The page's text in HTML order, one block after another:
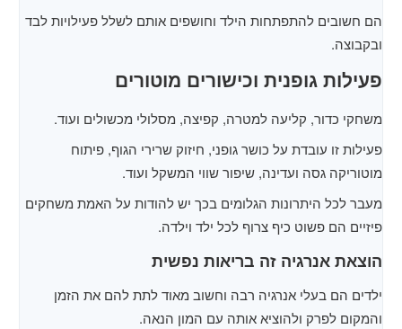
הם חשובים להתפתחות הילד וחושפים אותם לשלל פעילויות לבד
ובקבוצה.
פעילות גופנית וכישורים מוטורים
משחקי כדור, קליעה למטרה, קפיצה, מסלולי מכשולים ועוד.
פעילות זו עובדת על כושר גופני, חיזוק שרירי הגוף, פיתוח
מוטוריקה גסה ועדינה, שיפור שווי המשקל ועוד.
מעבר לכל היתרונות הגלומים בכך יש להודות על האמת משחקים
פיזיים הם פשוט כיף צרוף לכל ילד וילדה.
הוצאת אנרגיה זה בריאות נפשית
ילדים הם בעלי אנרגיה רבה וחשוב מאוד לתת להם את הזמן
והמקום לפרק ולהוציא אותה עם המון הנאה.